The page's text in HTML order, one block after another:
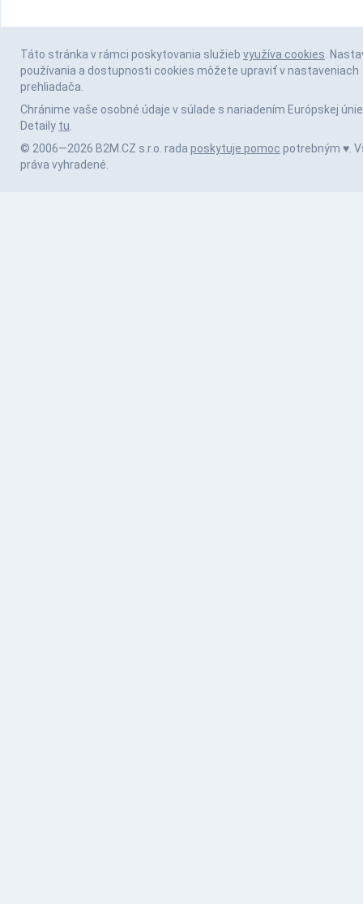
Táto stránka v rámci poskytovania služieb využíva cookies.
používania a dostupnosti cookies môžete upraviť v nastaveniach
prehliadača.
Chránime vaše osobné údaje v súlade s nariadením Európskej únie
Detaily tu.
© 2006—2026 B2M.CZ s.r.o. rada poskytuje pomoc potrebným ♥️.
práva vyhradené.